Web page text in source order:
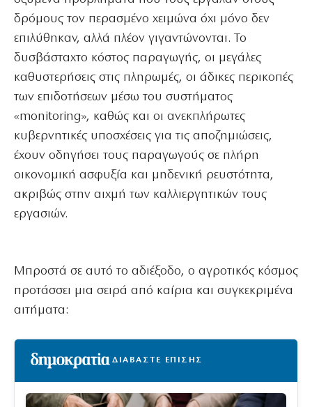
δρόμους τον περασμένο χειμώνα όχι μόνο δεν
επιλύθηκαν, αλλά πλέον γιγαντώνονται. Το
δυσβάσταχτο κόστος παραγωγής, οι μεγάλες
καθυστερήσεις στις πληρωμές, οι άδικες περικοπές
των επιδοτήσεων μέσω του συστήματος
«monitoring», καθώς και οι ανεκπλήρωτες
κυβερνητικές υποσχέσεις για τις αποζημιώσεις,
έχουν οδηγήσει τους παραγωγούς σε πλήρη
οικονομική ασφυξία και μηδενική ρευστότητα,
ακριβώς στην αιχμή των καλλιεργητικών τους
εργασιών.
Μπροστά σε αυτό το αδιέξοδο, ο αγροτικός κόσμος
προτάσσει μια σειρά από καίρια και συγκεκριμένα
αιτήματα:
ΔΙΑΒΑΣΤΕ ΕΠΙΣΗΣ